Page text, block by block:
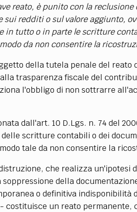
reato, è punito con la
sui redditi o sul valore aggiunto,
in tutto o in parte le scritture
da non consentire la
della tutela penale del reato
trasparenza fiscale del
l'obbligo di non sottrarre
dall'art. 10 D.Lgs. n. 74 del
scritture contabili o dei
tale da non consentire la
che realizza un'ipotesi
soppressione della
o definitiva indisponibilità
costituisce un reato permanente,